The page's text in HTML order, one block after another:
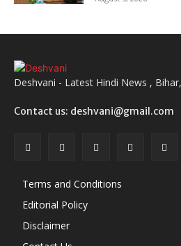
Deshvani - Latest Hindi News ,
Contact us: deshvani@gmail.com
Terms and Conditions
Editorial Policy
Disclaimer